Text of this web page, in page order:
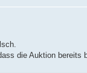
die Auktion